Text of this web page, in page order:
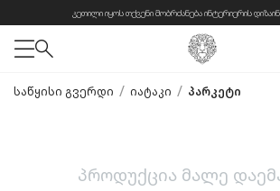
კეთილი იყოს თქვენი მობრძანება ინტერიერის
საწყისი გვერდი / იატაკი / პარკეტი
პროდუქცია მალე